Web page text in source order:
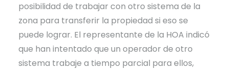
posibilidad de trabajar con otro sistema de la
zona para transferir la propiedad si eso se
puede lograr. El representante de la HOA indicó
que han intentado que un operador de otro
sistema trabaje a tiempo parcial para ellos,